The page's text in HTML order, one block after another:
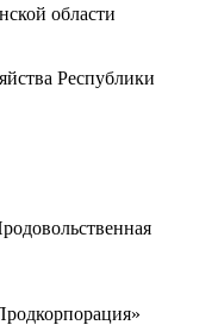
области
Республики